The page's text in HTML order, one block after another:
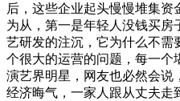
后，这些企业起头慢慢堆集
为从，第一是年轻人没钱买
艺研发的注沉，它为什么不需
个很大的运营的问题，每一个
演艺界明星，网友也必然会说
经济晦气，一家人跟从丈夫走